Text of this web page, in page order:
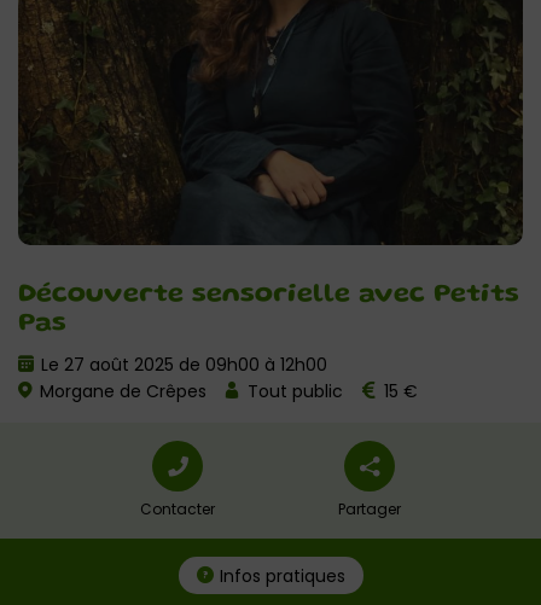
Découverte sensorielle avec Petits
Pas
Le 27 août 2025 de 09h00 à 12h00
Morgane de Crêpes
Tout public 15 €
Contacter Partager
Infos pratiques